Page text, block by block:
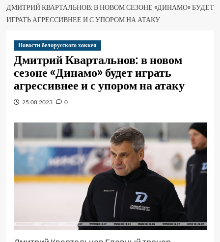
ДМИТРИЙ КВАРТАЛЬНОВ: В НОВОМ СЕЗОНЕ «ДИНАМО» БУДЕТ
ИГРАТЬ АГРЕССИВНЕЕ И С УПОРОМ НА АТАКУ
Новости белорусского хоккея
Дмитрий Квартальнов: в новом
сезоне «Динамо» будет играть
агрессивнее и с упором на атаку
25.08.2023 0